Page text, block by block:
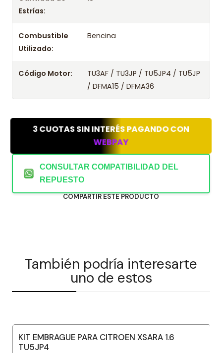
Estrías:
Combustible
Utilizado:
Bencina
Código Motor:
TU3AF / TU3JP / TU5JP4 / TU5JP
/ DFMA15 / DFMA36
3 CUOTAS SIN INTERÉS PAGANDO CON
WEBPAY
CONSULTAR COMPATIBILIDAD DEL
REPUESTO
COMPARTIR ESTE PRODUCTO
También podría interesarte
uno de estos
KIT EMBRAGUE PARA CITROEN XSARA 1.6
TU5JP4